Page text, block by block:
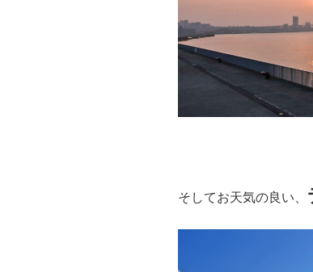
そしてお天気の良い、